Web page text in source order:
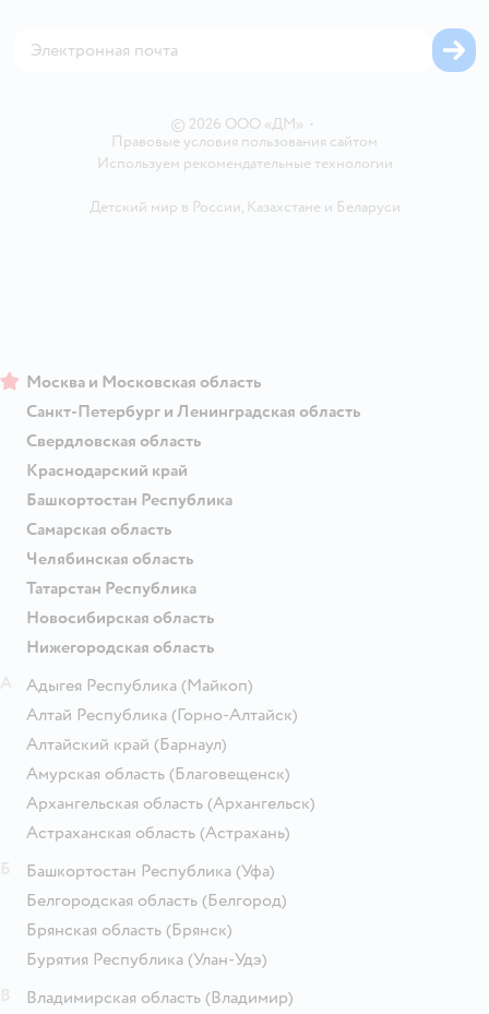
© 2026 ООО «ДМ» •
Правовые условия пользования сайтом
Используем рекомендательные технологии
Детский мир в России, Казахстанеи Беларуси
Москва и Московская область
Санкт-Петербург и Ленинградская область
Свердловская область
Краснодарский край
Башкортостан Республика
Самарская область
Челябинская область
Татарстан Республика
Новосибирская область
Нижегородская область
Адыгея Республика (Майкоп)
Алтай Республика (Горно-Алтайск)
Алтайский край (Барнаул)
Амурская область (Благовещенск)
Архангельская область (Архангельск)
Астраханская область (Астрахань)
Башкортостан Республика (Уфа)
Белгородская область (Белгород)
Брянская область (Брянск)
Бурятия Республика (Улан-Удэ)
Владимирская область (Владимир)